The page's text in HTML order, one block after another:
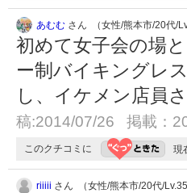
あむむ さん （女性/熊本市/20代/
初めて女子会の場
ー制バイキングレ
し、イケメン店員
稿:2014/07/26 掲載：
このクチコミに 現
riiiii さん （女性/熊本市/20代/Lv.35